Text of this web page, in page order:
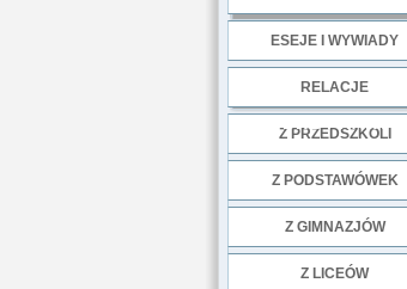
ESEJE I WYWIADY
RELACJE
Z PRZEDSZKOLI
Z PODSTAWÓWEK
Z GIMNAZJÓW
Z LICEÓW